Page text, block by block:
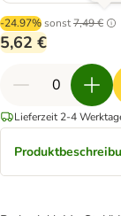
-24.97%sonst7,49 €
5,62 €
Lieferzeit 2-4